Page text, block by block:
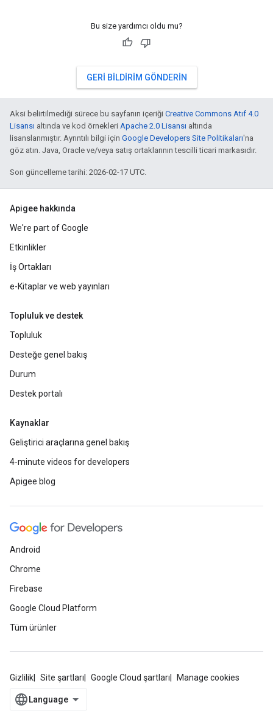
Bu size yardımcı oldu mu?
GERI BILDIRIM GÖNDERIN
Aksi belirtilmediği sürece bu sayfanın içeriği Creative Commons Atıf 4.0
Lisansı altında ve kod örnekleri Apache 2.0 Lisansı altında
lisanslanmıştır. Ayrıntılı bilgi için Google Developers Site Politikaları'na
göz atın. Java, Oracle ve/veya satış ortaklarının tescilli ticari markasıdır.
Son güncelleme tarihi: 2026-02-17 UTC.
Apigee hakkında
We're part of Google
Etkinlikler
İş Ortakları
e-Kitaplar ve web yayınları
Topluluk ve destek
Topluluk
Desteğe genel bakış
Durum
Destek portalı
Kaynaklar
Geliştirici araçlarına genel bakış
4-minute videos for developers
Apigee blog
Android
Chrome
Firebase
Google Cloud Platform
Tüm ürünler
Gizlilik Site şartları Google Cloud şartları Manage cookies